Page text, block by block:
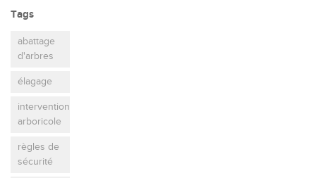
Tags
abattage
d'arbres
élagage
intervention
arboricole
règles de
sécurité